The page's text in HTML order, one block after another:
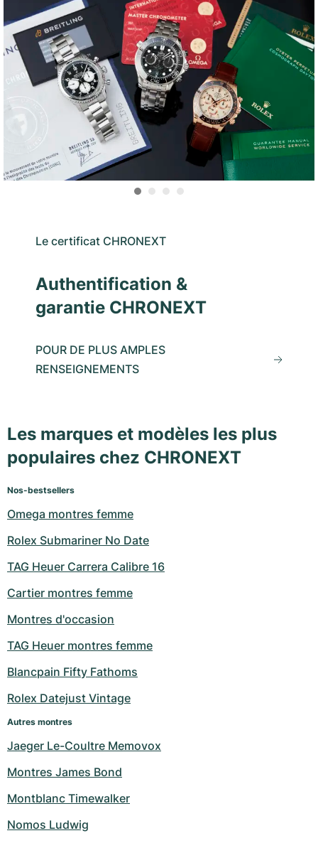
Le certificat CHRONEXT
Authentification &
garantie CHRONEXT
POUR DE PLUS AMPLES
RENSEIGNEMENTS
Les marques et modèles les plus
populaires chez CHRONEXT
Nos-bestsellers
Omega montres femme
Rolex Submariner No Date
TAG Heuer Carrera Calibre 16
Cartier montres femme
Montres d'occasion
TAG Heuer montres femme
Blancpain Fifty Fathoms
Rolex Datejust Vintage
Autres montres
Jaeger Le-Coultre Memovox
Montres James Bond
Montblanc Timewalker
Nomos Ludwig